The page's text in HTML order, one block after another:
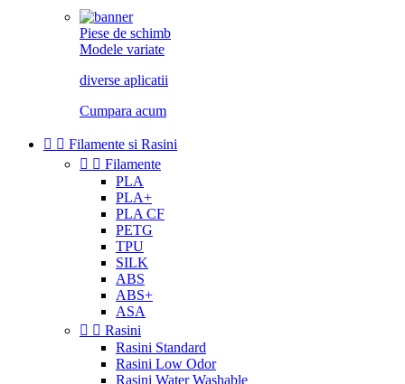
Piese de schimb
Modele variate
diverse aplicatii
Cumpara acum
  Filamente si Rasini
  Filamente
PLA
PLA+
PLA CF
PETG
TPU
SILK
ABS
ABS+
ASA
  Rasini
Rasini Standard
Rasini Low Odor
Rasini Water Washable